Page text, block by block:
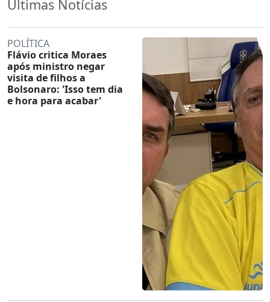
Últimas Notícias
POLÍTICA
Flávio critica Moraes
após ministro negar
visita de filhos a
Bolsonaro: 'Isso tem dia
e hora para acabar'